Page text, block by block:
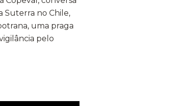
Suterra no Chile,
uma praga
pelo